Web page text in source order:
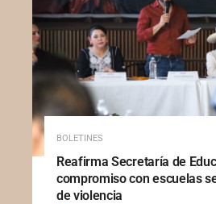
BOLETINES
Reafirma Secretaría de
compromiso con escuelas
de violencia